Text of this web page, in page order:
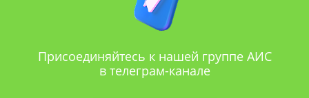
Присоединяйтесь к нашей группе АИС
в телеграм-канале